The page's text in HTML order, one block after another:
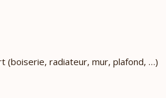
(boiserie, radiateur, mur, plafond, …)